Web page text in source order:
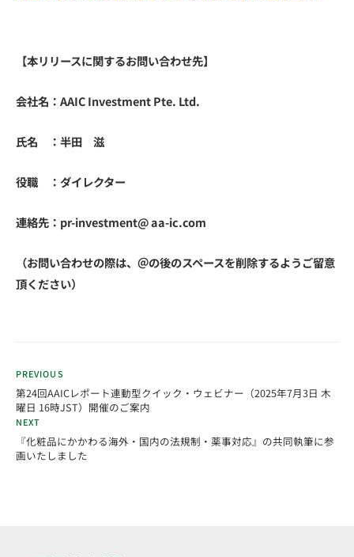
【本リリースに関するお問い合わせ先】
会社名：AAIC Investment Pte. Ltd.
氏名 ：半田 滋
役職 ：ダイレクター
連絡先：pr-investment@ aa-ic.com
（お問い合わせの際は、＠の後のスペースを削除するようご留意
頂ください）
PREVIOUS
第24回AAICレポート連動型クイック・ウェビナー（2025年7月3日 木
曜日 16時JST）開催のご案内
NEXT
『化粧品にかかわる海外・国内の法規制・薬事対応』の共同執筆に参
画いたしました